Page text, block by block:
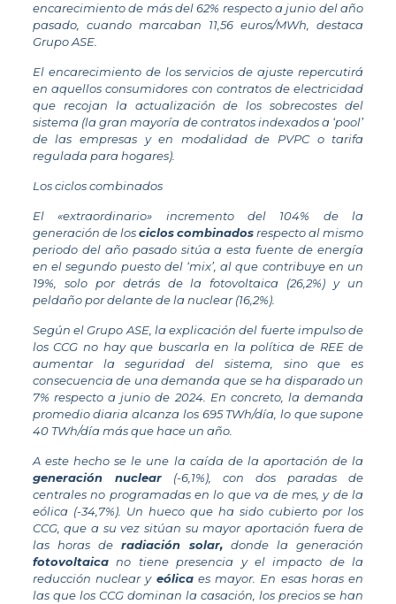
encarecimiento de más del 62% respecto a junio del año
pasado, cuando marcaban 11,56 euros/MWh, destaca
Grupo ASE.
El encarecimiento de los servicios de ajuste repercutirá
en aquellos consumidores con contratos de electricidad
que recojan la actualización de los sobrecostes del
sistema (la gran mayoría de contratos indexados a ‘pool’
de las empresas y en modalidad de PVPC o tarifa
regulada para hogares).
Los ciclos combinados
El «extraordinario» incremento del 104% de la
generación de loscicloscombinados respecto al mismo
periodo del año pasado sitúa a esta fuente de energía
en el segundo puesto del ‘mix’, al que contribuye en un
19%, solo por detrás de la fotovoltaica (26,2%) y un
peldaño por delante de la nuclear (16,2%).
Según el Grupo ASE, la explicación del fuerte impulso de
los CCG no hay que buscarla en la política de REE de
aumentar la seguridad del sistema, sino que es
consecuencia de una demanda que se ha disparado un
7% respecto a junio de 2024. En concreto, la demanda
promedio diaria alcanza los 695 TWh/día, lo que supone
40 TWh/día más que hace un año.
A este hecho se le une la caída de la aportación de la
generación nuclear(-6,1%), con dos paradas de
centrales no programadas en lo que va de mes, y de la
eólica (-34,7%). Un hueco que ha sido cubierto por los
CCG, que a su vez sitúan su mayor aportación fuera de
las horas de radiación solar, donde la generación
fotovoltaicano tiene presencia y el impacto de la
reducción nuclear y eólicaes mayor. En esas horas en
las que los CCG dominan la casación, los precios se han